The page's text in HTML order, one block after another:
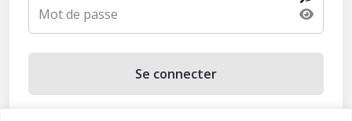
Se connecter